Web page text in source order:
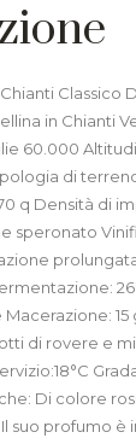
Classico
in Chianti
60.000
di
q Densità di
speronato
di rovere e
Di colore
suo profumo è